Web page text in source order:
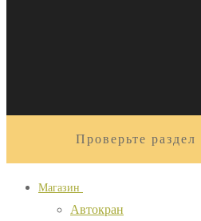
Проверьте
Магазин
Автокран